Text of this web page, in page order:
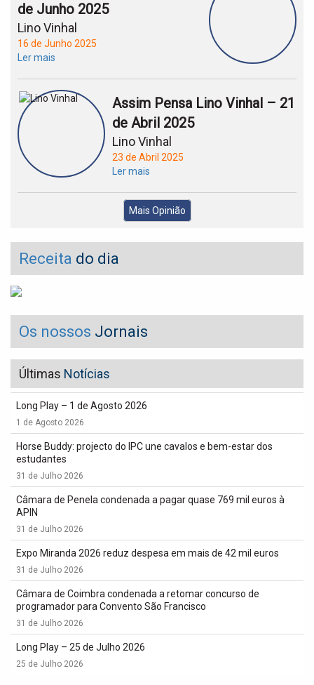
de Junho 2025
Lino Vinhal
16 de Junho 2025
Ler mais
Assim Pensa Lino Vinhal – 21
de Abril 2025
Lino Vinhal
23 de Abril 2025
Ler mais
Mais Opinião
Receita do dia
Os nossos Jornais
Últimas Notícias
Long Play – 1 de Agosto 2026
1 de Agosto 2026
Horse Buddy: projecto do IPC une cavalos e bem-estar dos
estudantes
31 de Julho 2026
Câmara de Penela condenada a pagar quase 769 mil euros à
APIN
31 de Julho 2026
Expo Miranda 2026 reduz despesa em mais de 42 mil euros
31 de Julho 2026
Câmara de Coimbra condenada a retomar concurso de
programador para Convento São Francisco
31 de Julho 2026
Long Play – 25 de Julho 2026
25 de Julho 2026